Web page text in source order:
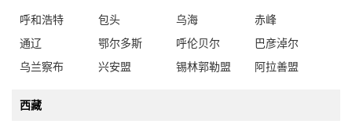
呼和浩特 包头 乌海
赤峰
通辽
鄂尔多斯 呼伦贝尔
巴彦淖尔
乌兰察布
兴安盟 锡林郭勒盟 阿拉善盟
西藏